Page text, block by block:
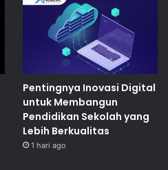
Pentingnya Inovasi Digital
untuk Membangun
Pendidikan Sekolah yang
Lebih Berkualitas
1 hari ago